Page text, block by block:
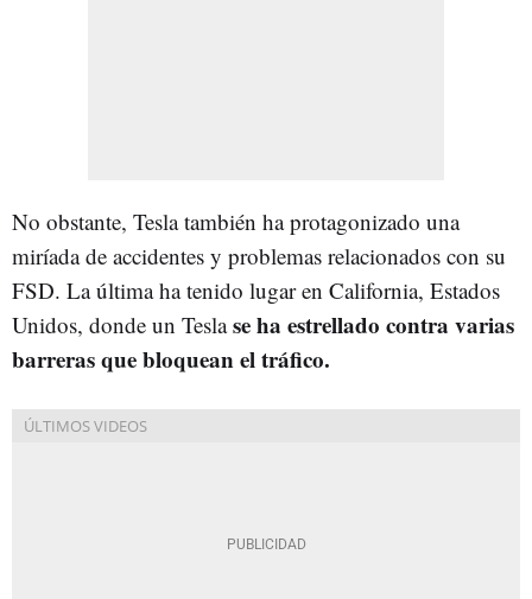
No obstante, Tesla también ha protagonizado una
miríada de accidentes y problemas relacionados con su
FSD. La última ha tenido lugar en California, Estados
Unidos, donde un Teslase ha estrellado contra varias
barreras que bloquean el tráfico.